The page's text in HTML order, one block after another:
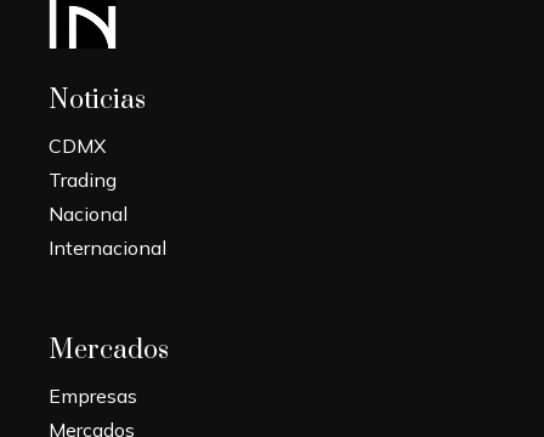
Noticias
CDMX
Trading
Nacional
Internacional
Mercados
Empresas
Mercados